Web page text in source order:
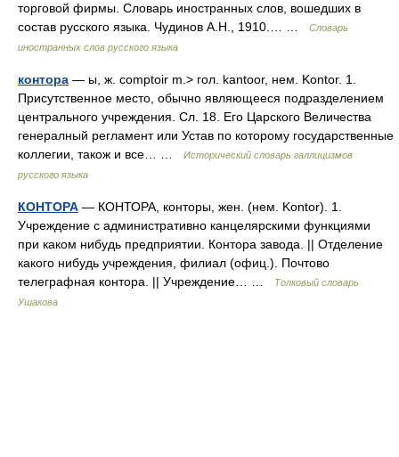
торговой фирмы. Словарь иностранных слов, вошедших в
состав русского языка. Чудинов А.Н., 1910.… …
Словарь
иностранных слов русского языка
контора — ы, ж. comptoir m.> гол. kantoor, нем. Kontor. 1.
Присутственное место, обычно являющееся подразделением
центрального учреждения. Сл. 18. Его Царского Величества
генералный регламент или Устав по которому государственные
коллегии, також и все… …
Исторический словарь галлицизмов
русского языка
КОНТОРА — КОНТОРА, конторы, жен. (нем. Kontor). 1.
Учреждение с административно канцелярскими функциями
при каком нибудь предприятии. Контора завода. || Отделение
какого нибудь учреждения, филиал (офиц.). Почтово
телеграфная контора. || Учреждение… …
Толковый словарь
Ушакова